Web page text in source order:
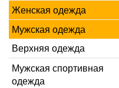
Женская одежда
Мужская одежда
Верхняя одежда
Мужская спортивная
одежда